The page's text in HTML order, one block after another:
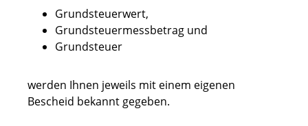
Grundsteuerwert,
Grundsteuermessbetrag und
Grundsteuer
werden Ihnen jeweils mit einem eigenen
Bescheid bekannt gegeben.